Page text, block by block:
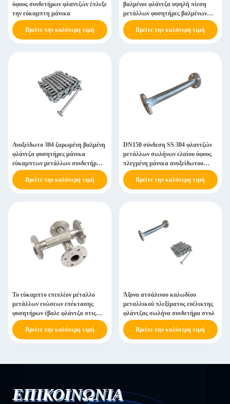
ύφους συνδετήρων φλαντζών έπλεξε
την εύκαμπτη μάνικα
Βρείτε την καλύτερη τιμή
βαλμένοι φλάντζα υψηλή πίεση
μετάλλων φυσητήρες βαλμένων
φλάντζα ανοξείδωτο μανικών
μετάλλωνΒρείτε την καλύτερη τιμή
Ανοξείδωτο 304 ζαρωμένη βαλμένη
φλάντζα φυσητήρες μάνικα
εύκαμπτων μετάλλων συνδετήρων
πλεγμένη τύπος
Βρείτε την καλύτερη τιμή
DN150 σύνδεση SS 304 φλαντζών
μετάλλων σωλήνων ελαίου ύφους
πλεγμένη μάνικα ανοξείδωτου
φυσητήρων εύκαμπτη
Βρείτε την καλύτερη τιμή
Το εύκαμπτο επιπλέον μέταλλο
μετάλλων ενώσεων επέκτασης
φυσητήρων έβαλε φλάντζα στις
πλεγμένες συνδέσεις μανικών
Βρείτε την καλύτερη τιμή
Άξονα ατσάλινου καλωδίου
μεταλλικού πλεξίματος ευέλικτης
φλάντζας σωλήνα συνδετήρα στυλ
Βρείτε την καλύτερη τιμή
ΕΠΙΚΟΙΝΩΝΙΑ